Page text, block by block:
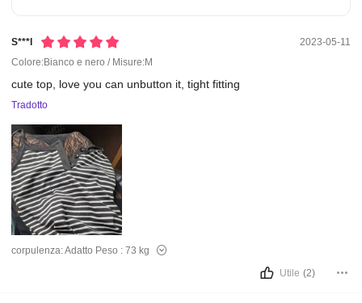
S***i
2023-05-11
Colore:Bianco e nero / Misure:M
cutetop, loveyoucan unbutton it,tightfitting
Tradotto
corpulenza:Adatto Peso :73 kg
Utile (2)